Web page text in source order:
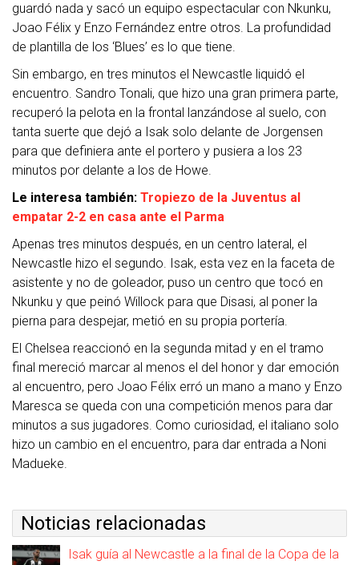
guardó nada y sacó un equipo espectacular con Nkunku,
Joao Félix y Enzo Fernández entre otros. La profundidad
de plantilla de los ‘Blues’ es lo que tiene.
Sin embargo, en tres minutos el Newcastle liquidó el
encuentro. Sandro Tonali, que hizo una gran primera parte,
recuperó la pelota en la frontal lanzándose al suelo, con
tanta suerte que dejó a Isak solo delante de Jorgensen
para que definiera ante el portero y pusiera a los 23
minutos por delante a los de Howe.
Le interesa también: Tropiezo de la Juventus al
empatar 2-2 en casa ante el Parma
Apenas tres minutos después, en un centro lateral, el
Newcastle hizo el segundo. Isak, esta vez en la faceta de
asistente y no de goleador, puso un centro que tocó en
Nkunku y que peinó Willock para que Disasi, al poner la
pierna para despejar, metió en su propia portería.
El Chelsea reaccionó en la segunda mitad y en el tramo
final mereció marcar al menos el del honor y dar emoción
al encuentro, pero Joao Félix erró un mano a mano y Enzo
Maresca se queda con una competición menos para dar
minutos a sus jugadores. Como curiosidad, el italiano solo
hizo un cambio en el encuentro, para dar entrada a Noni
Madueke.
Noticias relacionadas
Isak guía al Newcastle a la final de la Copa de la